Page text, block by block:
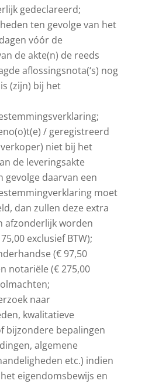
gedeclareerd;
ten gevolge van het
vóór de
de akte(n) de reeds
aflossingsnota(‘s) nog
(zijn) bij het
/ geregistreerd
niet bij het
de leveringsakte
gevolge daarvan een
moet
dan zullen deze extra
afzonderlijk worden
exclusief BTW);
(€ 97,50
notariële (€ 275,00
naar
kwalitatieve
bijzondere bepalingen
algemene
etc.) indien
eigendomsbewijs en